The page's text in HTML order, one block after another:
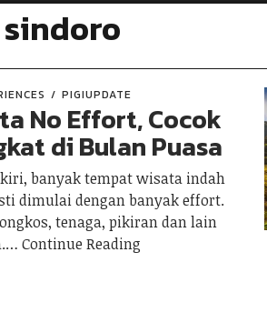
PIGIUPDATE
No Effort, Cocok
di Bulan Puasa
banyak tempat wisata indah
dimulai dengan banyak effort.
tenaga, pikiran dan lain
Continue Reading